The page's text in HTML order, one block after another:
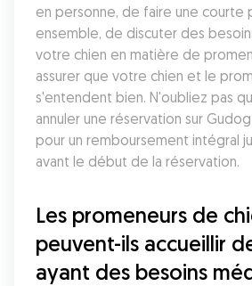
en personne, de faire une courte
ensemble, de discuter des
votre chien en matière de
assurer que votre chien et le
s'entendent bien. N'oubliez pas
annuler une réservation sur
pour un remboursement intégral
avant le début de la réservation.
Les promeneurs de
peuvent-ils accueillir
ayant des besoins